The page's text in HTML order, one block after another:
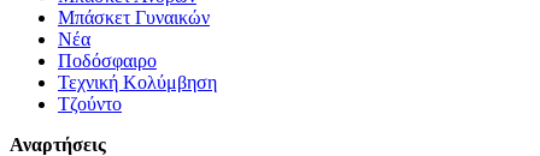
Μπάσκετ Γυναικών
Νέα
Ποδόσφαιρο
Τεχνική Κολύμβηση
Τζούντο
Αναρτήσεις